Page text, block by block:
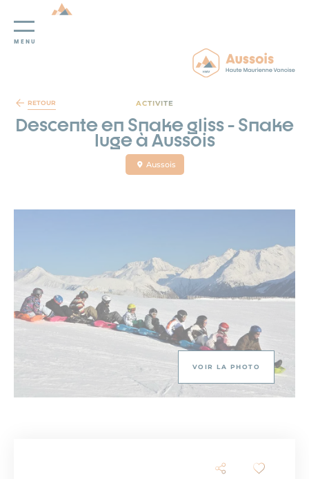
Panneau de gestion des cookies
MENU
RETOUR ACTIVITE
Descente en Snake gliss - Snake
luge à Aussois
Aussois
VOIR LA PHOTO